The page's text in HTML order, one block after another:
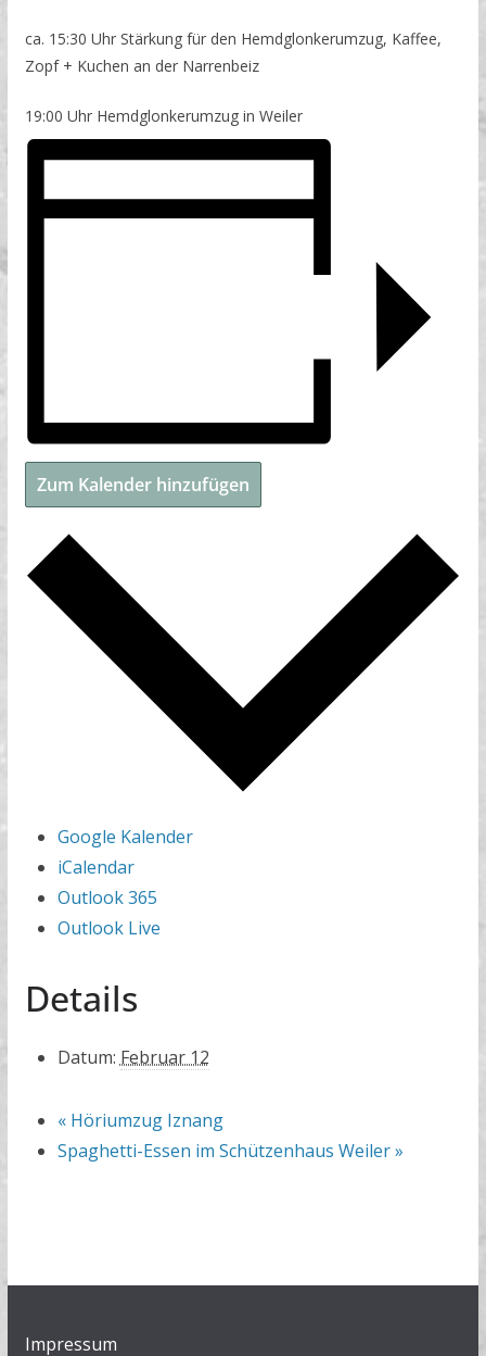
ca. 15:30 Uhr Stärkung für den Hemdglonkerumzug, Kaffee,
Zopf + Kuchen an der Narrenbeiz
19:00 Uhr Hemdglonkerumzug in Weiler
Zum Kalender hinzufügen
Google Kalender
iCalendar
Outlook 365
Outlook Live
Details
Datum: Februar 12
«Höriumzug Iznang
Spaghetti-Essen im Schützenhaus Weiler»
Impressum